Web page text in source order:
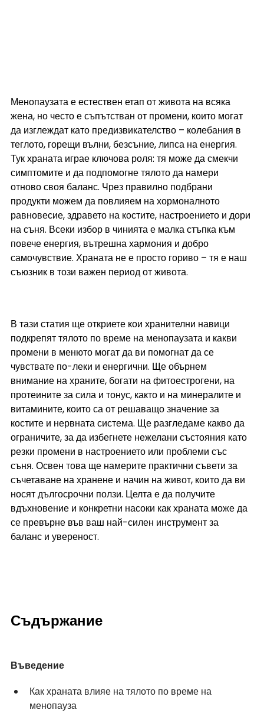
Менопаузата е естествен етап от живота на всяка
жена, но често е съпътстван от промени, които могат
да изглеждат като предизвикателство – колебания в
теглото, горещи вълни, безсъние, липса на енергия.
Тук храната играе ключова роля: тя може да смекчи
симптомите и да подпомогне тялото да намери
отново своя баланс. Чрез правилно подбрани
продукти можем да повлияем на хормоналното
равновесие, здравето на костите, настроението и дори
на съня. Всеки избор в чинията е малка стъпка към
повече енергия, вътрешна хармония и добро
самочувствие. Храната не е просто гориво – тя е наш
съюзник в този важен период от живота.
В тази статия ще откриете кои хранителни навици
подкрепят тялото по време на менопаузата и какви
промени в менюто могат да ви помогнат да се
чувствате по-леки и енергични. Ще обърнем
внимание на храните, богати на фитоестрогени, на
протеините за сила и тонус, както и на минералите и
витамините, които са от решаващо значение за
костите и нервната система. Ще разгледаме какво да
ограничите, за да избегнете нежелани състояния като
резки промени в настроението или проблеми със
съня. Освен това ще намерите практични съвети за
съчетаване на хранене и начин на живот, които да ви
носят дългосрочни ползи. Целта е да получите
вдъхновение и конкретни насоки как храната може да
се превърне във ваш най-силен инструмент за
баланс и увереност.
Съдържание
Въведение
Как храната влияе на тялото по време на
менопауза